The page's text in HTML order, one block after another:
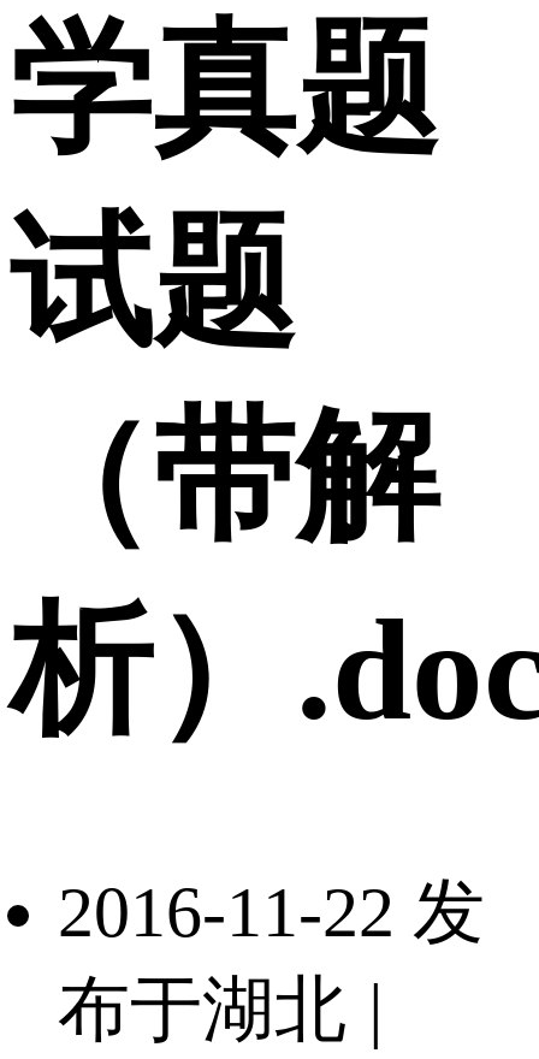
学真题
试题
（带解
析）
2016-11-22 发
布于湖北 |